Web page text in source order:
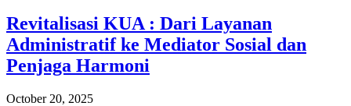
Revitalisasi KUA : Dari Layanan
Administratif ke Mediator Sosial dan
Penjaga Harmoni
October 20, 2025